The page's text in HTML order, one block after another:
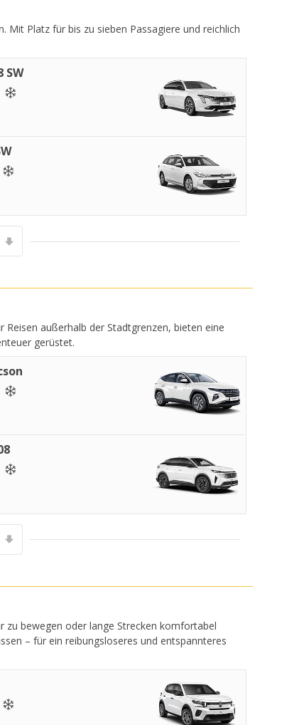
Mit Platz für bis zu sieben Passagiere und reichlich
SW
außerhalb der Stadtgrenzen, bieten eine
gerüstet.
zu bewegen oder lange Strecken komfortabel
– für ein reibungsloseres und entspannteres